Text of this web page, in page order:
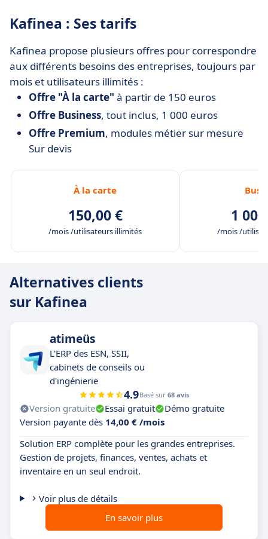
Kafinea : Ses tarifs
Kafinea propose plusieurs offres pour correspondre
aux différents besoins des entreprises, toujours par
mois et utilisateurs illimités :
Offre "À la carte" à partir de 150 euros
Offre Business, tout inclus, 1 000 euros
Offre Premium, modules métier sur mesure
Sur devis
À la carte
150,00 €
/mois /utilisateurs illimités
1
/mois /
Alternatives clients
sur Kafinea
atimeüs
L'ERP des ESN, SSII,
cabinets de conseils ou
d'ingénierie
4.9Basé sur 68 avis
Version gratuite Essai gratuit
Démo gratuite
Version payante dès 14,00 € /mois
Solution ERP complète pour les grandes entreprises.
Gestion de projets, finances, ventes, achats et
inventaire en un seul endroit.
Voir plus de détails
En savoir plus